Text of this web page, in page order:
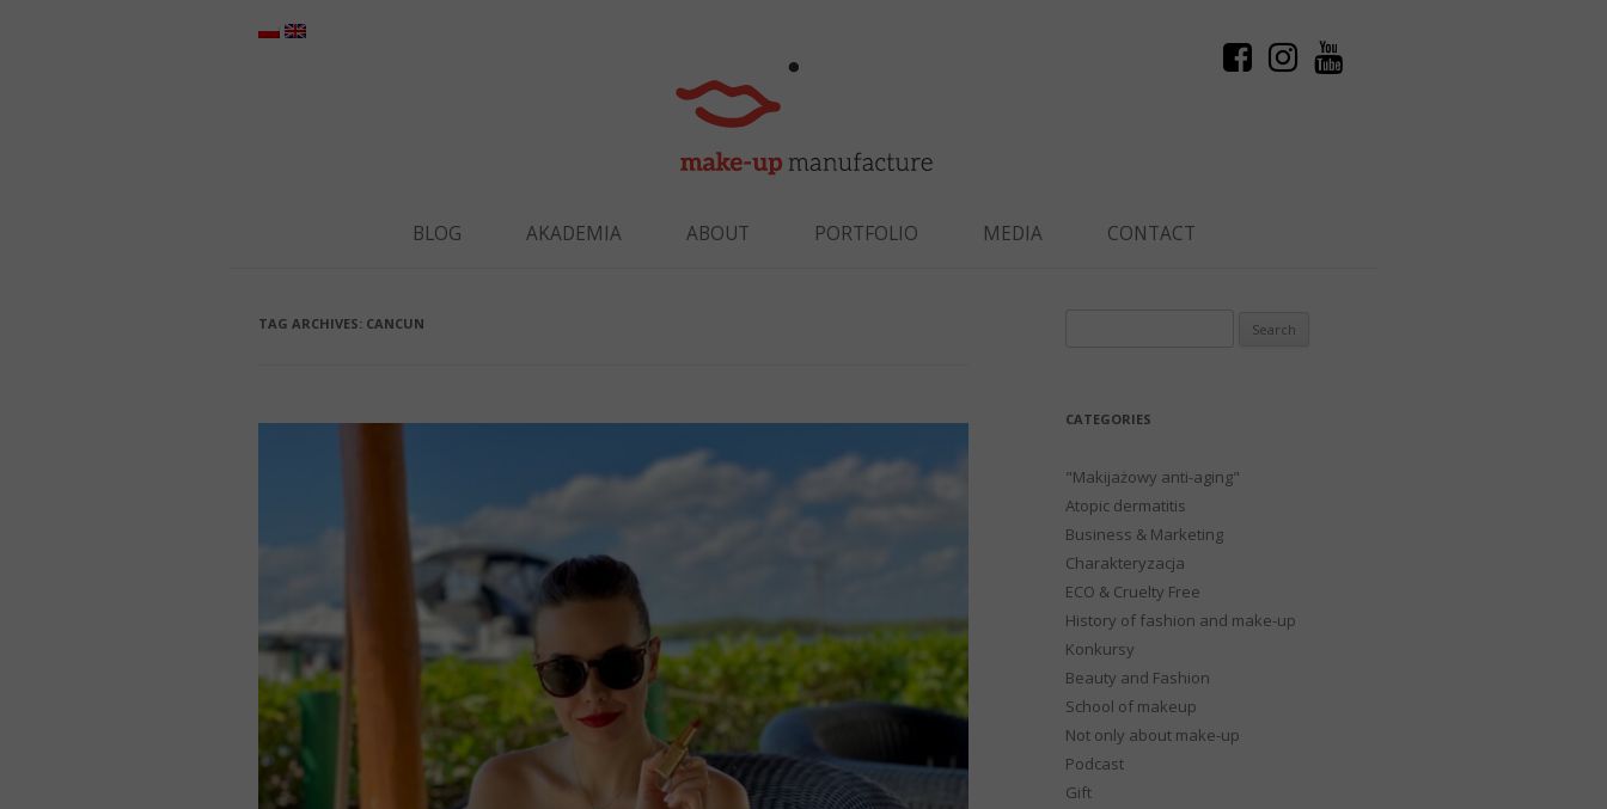
BLOG AKADEMIA ABOUT PORTFOLIO MEDIA CONTACT
TAG ARCHIVES: CANCUN
CATEGORIES
"Makijażowy anti-aging"
Atopic dermatitis
Business & Marketing
Charakteryzacja
ECO & Cruelty Free
History of fashion and make-up
Konkursy
Beauty and Fashion
School of makeup
Not only about make-up
Podcast
Gift